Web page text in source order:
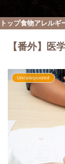
トップ食物アレルギ
【番外】医
Uncategorized